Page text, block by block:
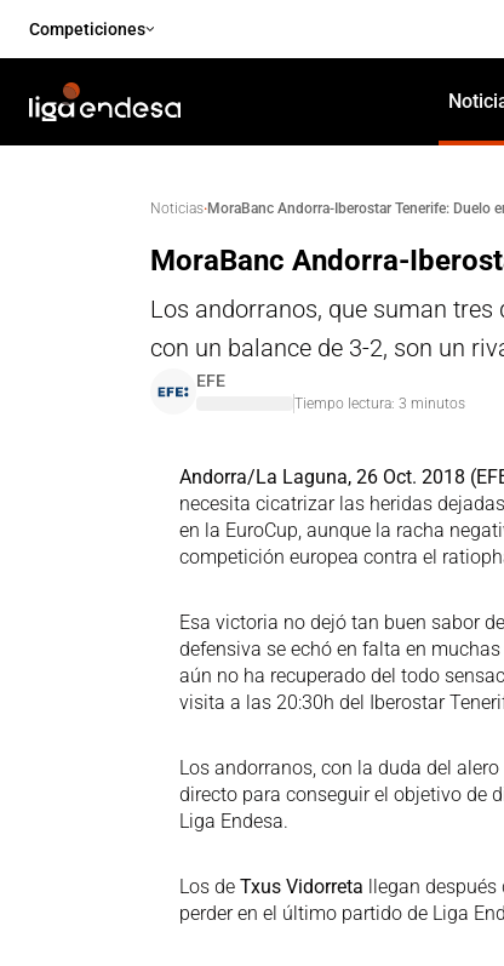
Competiciones
Noticias·MoraBanc Andorra-Iberostar Tenerife: Duelo
MoraBanc Andorra-
Los andorranos, que suman
con un balance de 3-2, son un
EFE
Tiempo lectura: 3 minutos
Andorra/La Laguna, 26 Oct. 2018
necesita cicatrizar las heridas
en la EuroCup, aunque la racha
competición europea contra el
Esa victoria no dejó tan buen sabor
defensiva se echó en falta en
aún no ha recuperado del todo
visita a las 20:30h del Iberostar
Los andorranos, con la duda del
directo para conseguir el objetivo de
Liga Endesa.
Los de Txus Vidorreta llegan después
perder en el último partido de Liga